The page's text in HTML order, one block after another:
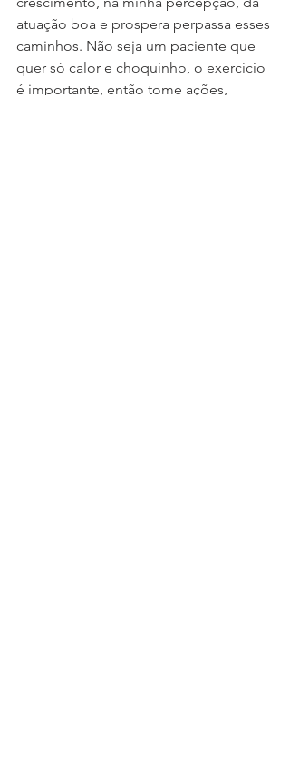
atuação boa e prospera perpassa esses
caminhos. Não seja um paciente que
quer só calor e choquinho, o exercício
é importante, então tome ações,